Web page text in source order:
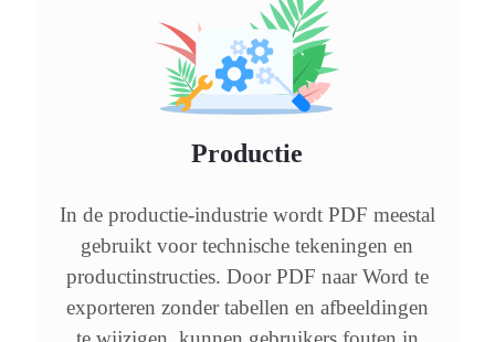
Productie
In de productie-industrie wordt PDF meestal
gebruikt voor technische tekeningen en
productinstructies. Door PDF naar Word te
exporteren zonder tabellen en afbeeldingen